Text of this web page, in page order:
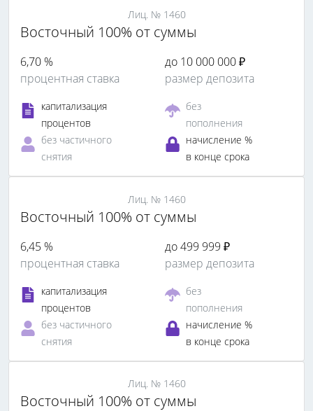
Лиц. № 1460
Восточный 100% от суммы
6,70 %
процентная ставка
до 10 000 000 ₽
размер депозита
капитализация
процентов
без
пополнения
без частичного
снятия
начисление %
в конце срока
Лиц. № 1460
Восточный 100% от суммы
6,45 %
процентная ставка
до 499 999 ₽
размер депозита
капитализация
процентов
без
пополнения
без частичного
снятия
начисление %
в конце срока
Лиц. № 1460
Восточный 100% от суммы